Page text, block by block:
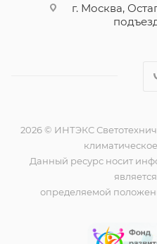
г. Москва,
2026 © ИНТЭКС
Данный ресурс носит
определяемой